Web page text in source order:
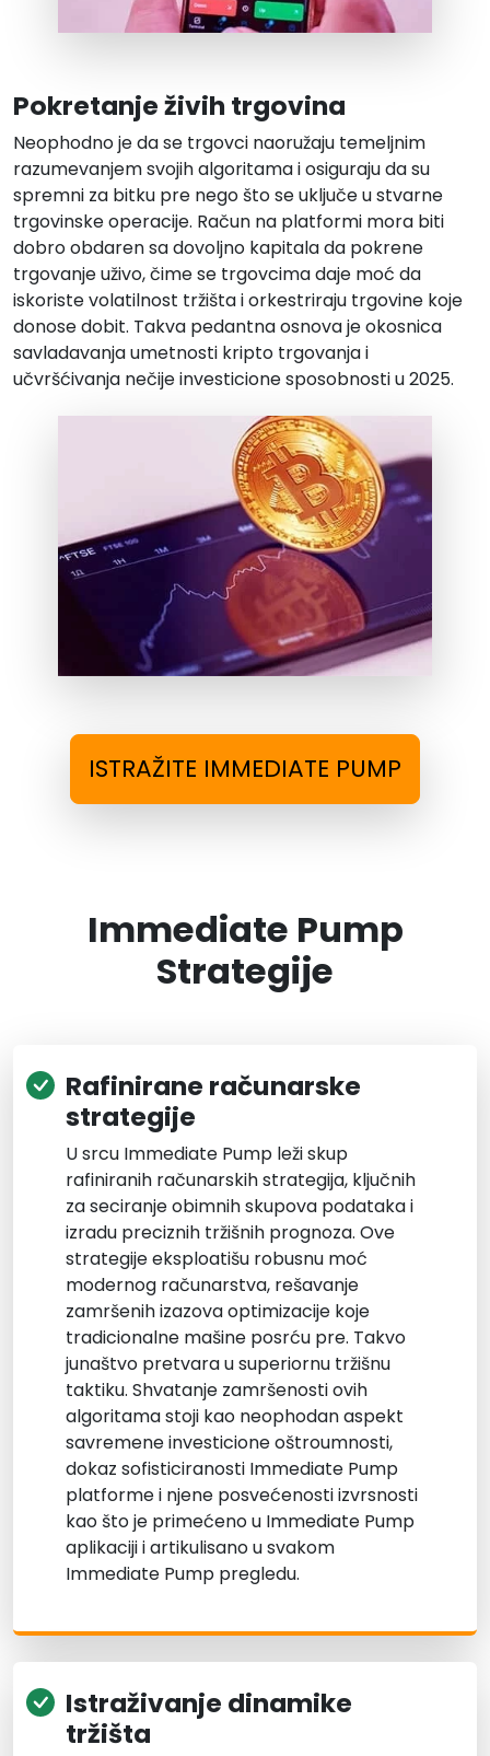
Pokretanje živih trgovina
Neophodno je da se trgovci naoružaju temeljnim
razumevanjem svojih algoritama i osiguraju da su
spremni za bitku pre nego što se uključe u stvarne
trgovinske operacije. Račun na platformi mora biti
dobro obdaren sa dovoljno kapitala da pokrene
trgovanje uživo, čime se trgovcima daje moć da
iskoriste volatilnost tržišta i orkestriraju trgovine koje
donose dobit. Takva pedantna osnova je okosnica
savladavanja umetnosti kripto trgovanja i
učvršćivanja nečije investicione sposobnosti u 2025.
ISTRAŽITE IMMEDIATE PUMP
Immediate Pump
Strategije
Rafinirane računarske
strategije
U srcu Immediate Pump leži skup
rafiniranih računarskih strategija, ključnih
za seciranje obimnih skupova podataka i
izradu preciznih tržišnih prognoza. Ove
strategije eksploatišu robusnu moć
modernog računarstva, rešavanje
zamršenih izazova optimizacije koje
tradicionalne mašine posrću pre. Takvo
junaštvo pretvara u superiornu tržišnu
taktiku. Shvatanje zamršenosti ovih
algoritama stoji kao neophodan aspekt
savremene investicione oštroumnosti,
dokaz sofisticiranosti Immediate Pump
platforme i njene posvećenosti izvrsnosti
kao što je primećeno u Immediate Pump
aplikaciji i artikulisano u svakom
Immediate Pump pregledu.
Istraživanje dinamike
tržišta